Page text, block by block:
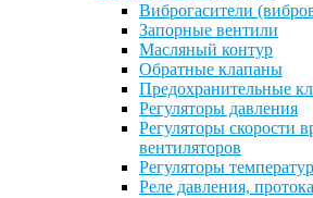
Виброгасители
Запорные вентили
Масляный контур
Обратные клапаны
Предохранительные
Регуляторы давления
Регуляторы скорости
вентиляторов
Регуляторы
Реле давления,